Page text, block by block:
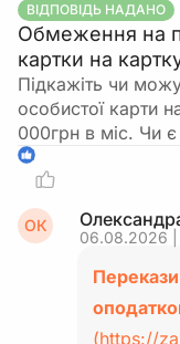
ВІДПОВІДЬ НАДАНО
Обмеження на
картки на
Підкажіть чи
особистої карти
000грн в міс. Чи
1
ОК
06.08.2026
Перекази
(https://